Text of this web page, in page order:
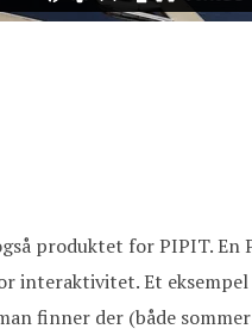
produktet for PIPIT. En
interaktivitet. Et eksempel
finner der (både